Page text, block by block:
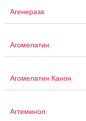
Агенераза
Агомелатин
Агомелатин Канон
Агтеминол